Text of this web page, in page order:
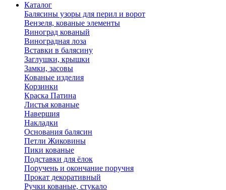
Каталог
Балясины узоры для перил и ворот
Вензеля, кованые элементы
Виноград кованый
Виноградная лоза
Вставки в балясину
Заглушки, крышки
Замки, засовы
Кованые изделия
Корзинки
Краска Патина
Листья кованые
Навершия
Накладки
Основания балясин
Петли Жиковины
Пики кованые
Подставки для ёлок
Поручень и окончание поручня
Прокат декоративный
Ручки кованые, стукало